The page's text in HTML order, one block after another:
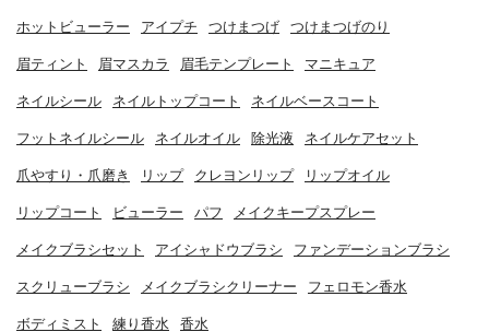
ホットビューラー アイプチ つけまつげ つけまつげのり
眉ティント 眉マスカラ 眉毛テンプレート マニキュア
ネイルシール ネイルトップコート ネイルベースコート
フットネイルシール ネイルオイル 除光液 ネイルケアセット
爪やすり・爪磨き リップ クレヨンリップ リップオイル
リップコート ビューラー パフ メイクキープスプレー
メイクブラシセット アイシャドウブラシ ファンデーションブラシ
スクリューブラシ メイクブラシクリーナー フェロモン香水
ボディミスト 練り香水 香水